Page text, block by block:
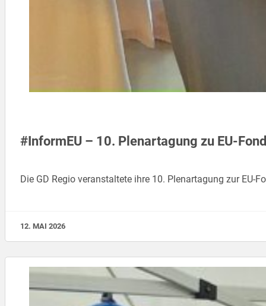
#InformEU – 10. Plenartagung zu EU-
Die GD Regio veranstaltete ihre 10. Plenartagung zur EU-
12. MAI 2026